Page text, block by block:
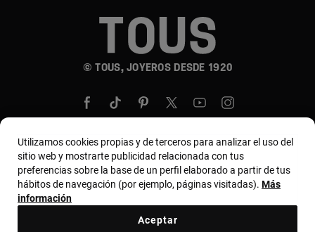
© TOUS, JOYEROS DESDE 1920
País y moneda:United States Of America / US
Dollar
Utilizamos cookies propias y de terceros para analizar el uso del
sitio web y mostrarte publicidad relacionada con tus
preferencias sobre la base de un perfil elaborado a partir de tus
hábitos de navegación (por ejemplo, páginas visitadas). Más
información
Aceptar